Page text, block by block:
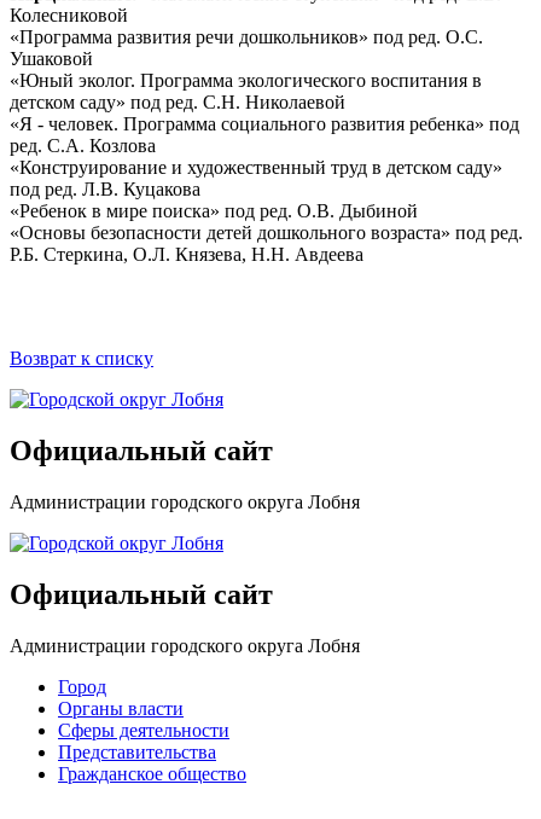
Колесниковой
«Программа развития речи дошкольников» под ред. О.С.
Ушаковой
«Юный эколог. Программа экологического воспитания в
детском саду» под ред. С.Н. Николаевой
«Я - человек. Программа социального развития ребенка» под
ред. С.А. Козлова
«Конструирование и художественный труд в детском саду»
под ред. Л.В. Куцакова
«Ребенок в мире поиска» под ред. О.В. Дыбиной
«Основы безопасности детей дошкольного возраста» под ред.
Р.Б. Стеркина, О.Л. Князева, Н.Н. Авдеева
Возврат к списку
Официальный сайт
Администрации городского округа Лобня
Официальный сайт
Администрации городского округа Лобня
Город
Органы власти
Сферы деятельности
Представительства
Гражданское общество